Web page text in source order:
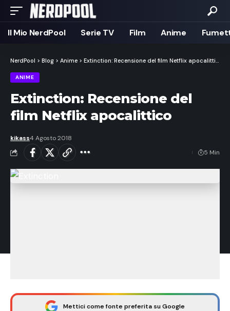
Il Mio NerdPool Serie TV Film Anime
NerdPool > Blog > Anime > Extinction: Recensione del film Netflix apocalittico
ANIME
Extinction: Recensione del
film Netflix apocalittico
kikass4 Agosto 2018
5 Min
Mettici come fonte preferita su Google